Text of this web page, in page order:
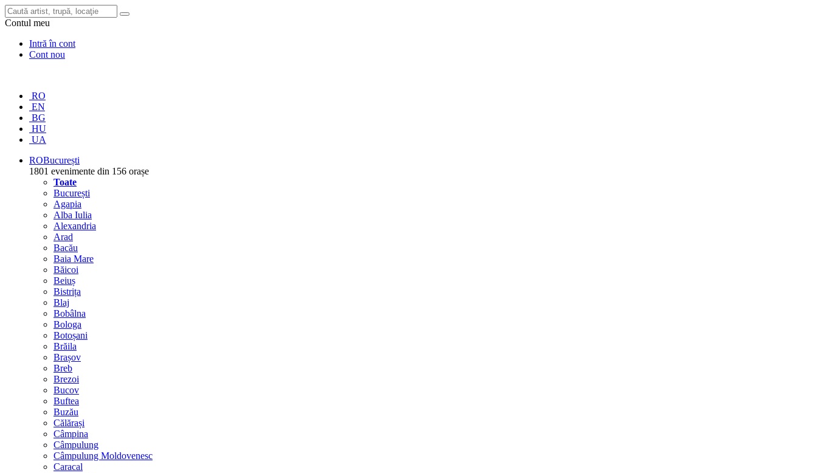
Contul meu
Intră în cont
Cont nou
RO
EN
BG
HU
UA
ROBucurești
1801 evenimente din 156 orașe
Toate
București
Agapia
Alba Iulia
Alexandria
Arad
Bacău
Baia Mare
Băicoi
Beiuș
Bistrița
Blaj
Bobâlna
Bologa
Botoșani
Brăila
Brașov
Breb
Brezoi
Bucov
Buftea
Buzău
Călărași
Câmpina
Câmpulung
Câmpulung Moldovenesc
Caracal